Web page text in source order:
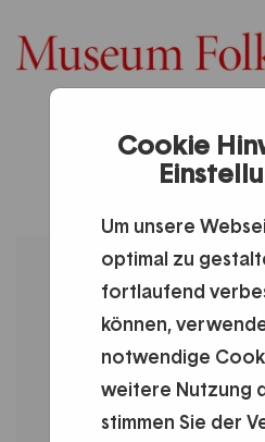
Cookie
Um unsere
optimal zu
fortlaufend
können,
notwendige
weitere Nutzung
stimmen Sie der
DE Anmelden